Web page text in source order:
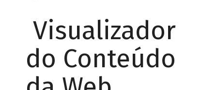
Visualizador
do Conteúdo